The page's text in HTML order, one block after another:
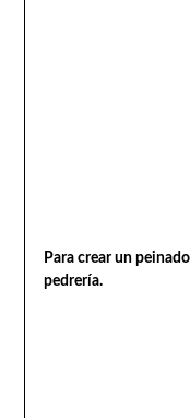
Para crear un
pedrería.